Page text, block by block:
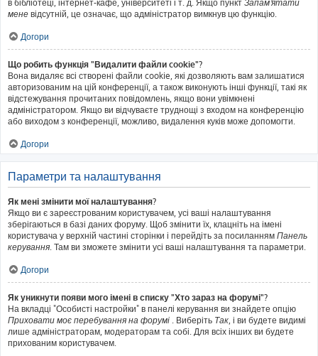
в бібліотеці, інтернет-кафе, університеті і т. д. Якщо пункт Запам'ятати
мене відсутній, це означає, що адміністратор вимкнув цю функцію.
Догори
Що робить функція "Видалити файли cookie"?
Вона видаляє всі створені файли cookie, які дозволяють вам залишатися
авторизованим на цій конференції, а також виконують інші функції, такі як
відстежування прочитаних повідомлень, якщо вони увімкнені
адміністратором. Якщо ви відчуваєте труднощі з входом на конференцію
або виходом з конференції, можливо, видалення куків може допомогти.
Догори
Параметри та налаштування
Як мені змінити мої налаштування?
Якщо ви є зареєстрованим користувачем, усі ваші налаштування
зберігаються в базі даних форуму. Щоб змінити їх, клацніть на імені
користувача у верхній частині сторінки і перейдіть за посиланням Панель
керування. Там ви зможете змінити усі ваші налаштування та параметри.
Догори
Як уникнути появи мого імені в списку "Хто зараз на форумі"?
На вкладці "Особисті настройки" в панелі керування ви знайдете опцію
Приховати моє перебування на форумі . Виберіть Так, і ви будете видимі
лише адміністраторам, модераторам та собі. Для всіх інших ви будете
прихованим користувачем.